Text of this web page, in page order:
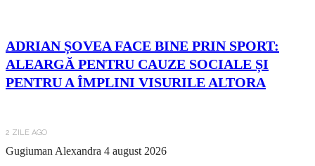
ADRIAN ȘOVEA FACE BINE PRIN SPORT:
ALEARGĂ PENTRU CAUZE SOCIALE ȘI
PENTRU A ÎMPLINI VISURILE ALTORA
2 ZILE AGO
Gugiuman Alexandra 4 august 2026